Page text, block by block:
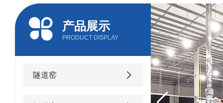
产品展示
PRODUCT DISPLAY
隧道窑